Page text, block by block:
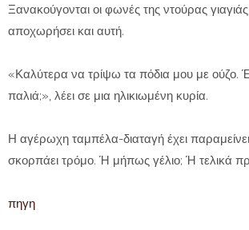
Ξανακούγονται οι φωνές της ντούρας
αποχωρήσει και αυτή.
«Καλύτερα να τρίψω τα πόδια μου με ούζο.
παλιά;», λέει σε μια ηλικιωμένη κυρία.
Η αγέρωχη ταμπέλα-διαταγή έχει
σκορπάει τρόμο. Ή μήπως γέλιο; Ή τελικά
πηγη